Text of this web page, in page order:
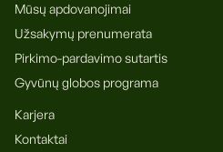
Mūsų apdovanojimai
Užsakymų prenumerata
Pirkimo-pardavimo sutartis
Gyvūnų globos programa
Karjera
Kontaktai